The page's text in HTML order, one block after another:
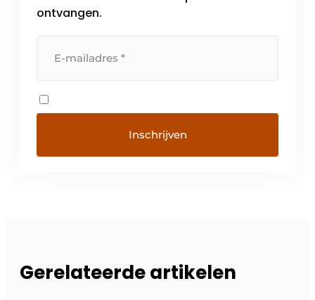
ontvangen.
Gerelateerde artikelen